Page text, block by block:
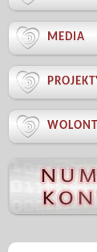
 MEDIA

